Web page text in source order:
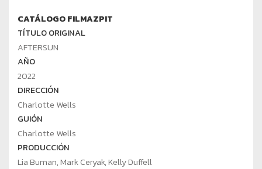
CATÁLOGO FILMAZPIT
TÍTULO ORIGINAL
AFTERSUN
AÑO
2022
DIRECCIÓN
Charlotte Wells
GUIÓN
Charlotte Wells
PRODUCCIÓN
Lia Buman, Mark Ceryak, Kelly Duffell